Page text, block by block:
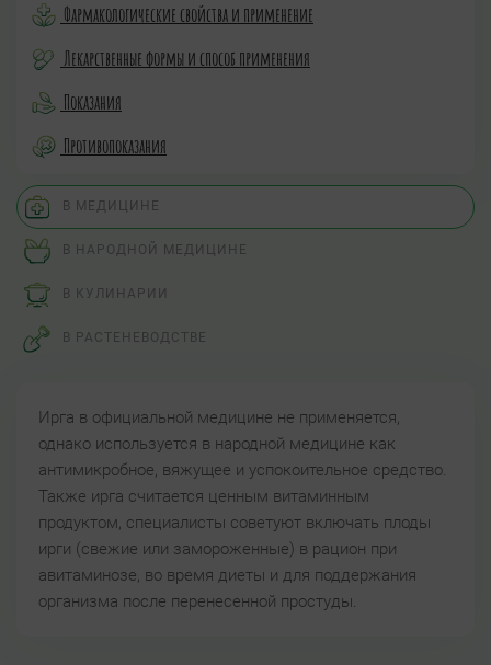
Фармакологические свойства и применение
Лекарственные формы и способ применения
Показания
Противопоказания
В МЕДИЦИНЕ
В НАРОДНОЙ МЕДИЦИНЕ
В КУЛИНАРИИ
В РАСТЕНЕВОДСТВЕ
Ирга в официальной медицине не применяется,
однако используется в народной медицине как
антимикробное, вяжущее и успокоительное средство.
Также ирга считается ценным витаминным
продуктом, специалисты советуют включать плоды
ирги (свежие или замороженные) в рацион при
авитаминозе, во время диеты и для поддержания
организма после перенесенной простуды.